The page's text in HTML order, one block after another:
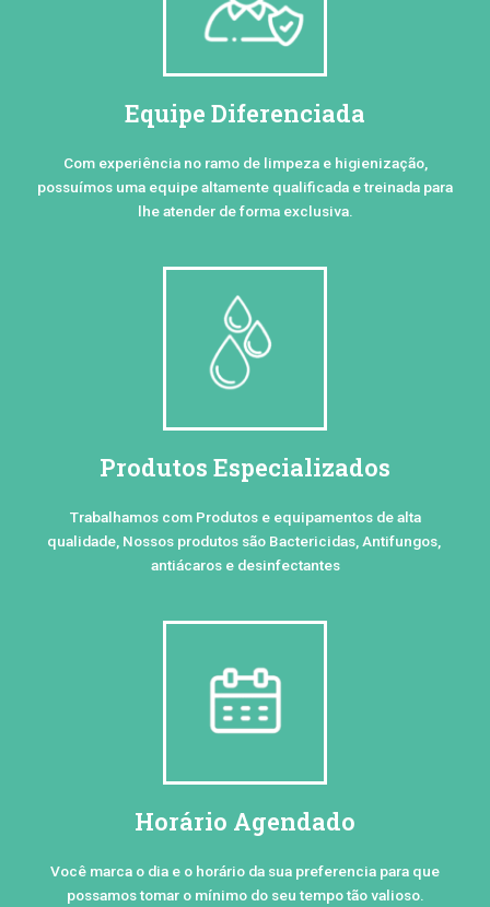
Equipe Diferenciada
Com experiência no ramo de limpeza e higienização,
possuímos uma equipe altamente qualificada e treinada para
lhe atender de forma exclusiva.
Produtos Especializados
Trabalhamos com Produtos e equipamentos de alta
qualidade, Nossos produtos são Bactericidas, Antifungos,
antiácaros e desinfectantes
Horário Agendado
Você marca o dia e o horário da sua preferencia para que
possamos tomar o mínimo do seu tempo tão valioso.